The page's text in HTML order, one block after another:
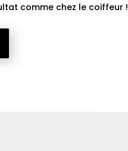
comme chez le coiffeur !